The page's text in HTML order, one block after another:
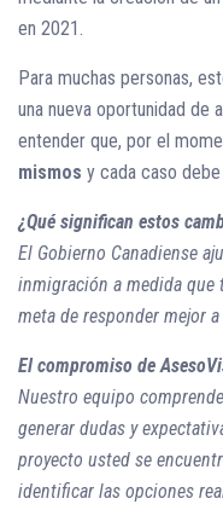
en 2021.
Para muchas personas,
una nueva oportunidad de
entender que, por el
mismos y cada caso
¿Qué significan estos
El Gobierno Canadiense
inmigración a medida que
meta de responder mejor
El compromiso de
Nuestro equipo
generar dudas y
proyecto usted se
identificar las opciones